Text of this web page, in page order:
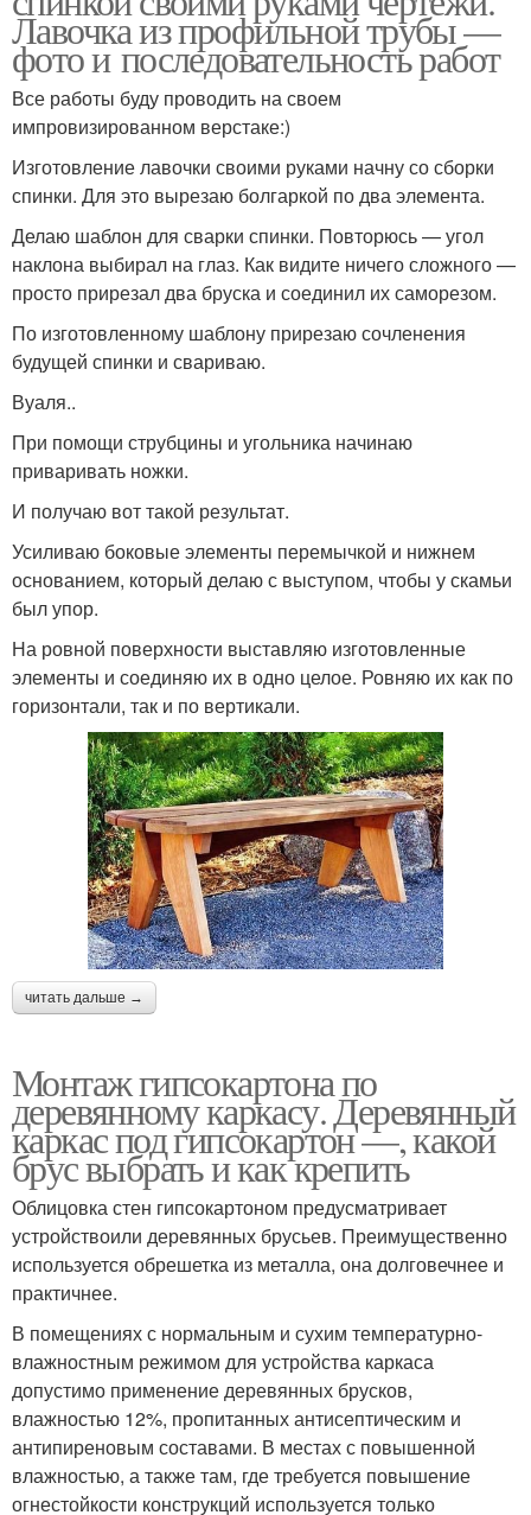
Лавочка из профильной трубы —
фото и последовательность работ
Все работы буду проводить на своем
импровизированном верстаке:)
Изготовление лавочки своими руками начну со сборки
спинки. Для это вырезаю болгаркой по два элемента.
Делаю шаблон для сварки спинки. Повторюсь — угол
наклона выбирал на глаз. Как видите ничего сложного —
просто прирезал два бруска и соединил их саморезом.
По изготовленному шаблону прирезаю сочленения
будущей спинки и свариваю.
Вуаля..
При помощи струбцины и угольника начинаю
приваривать ножки.
И получаю вот такой результат.
Усиливаю боковые элементы перемычкой и нижнем
основанием, который делаю с выступом, чтобы у скамьи
был упор.
На ровной поверхности выставляю изготовленные
элементы и соединяю их в одно целое. Ровняю их как по
горизонтали, так и по вертикали.
читать дальше →
Монтаж гипсокартона по
деревянному каркасу. Деревянный
каркас под гипсокартон —, какой
брус выбрать и как крепить
Облицовка стен гипсокартоном предусматривает
устройствоили деревянных брусьев. Преимущественно
используется обрешетка из металла, она долговечнее и
практичнее.
В помещениях с нормальным и сухим температурно-
влажностным режимом для устройства каркаса
допустимо применение деревянных брусков,
влажностью 12%, пропитанных антисептическим и
антипиреновым составами. В местах с повышенной
влажностью, а также там, где требуется повышение
огнестойкости конструкций используется только